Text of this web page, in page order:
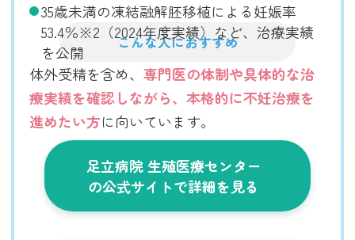
35歳未満の凍結融解胚移植による妊娠率
53.4％※2（2024年度実績）など、治療実績
を公開
こんな人におすすめ
体外受精を含め、専門医の体制や具体的な治
療実績を確認しながら、本格的に不妊治療を
進めたい方に向いています。
足立病院 生殖医療センター
の公式サイトで詳細を見る